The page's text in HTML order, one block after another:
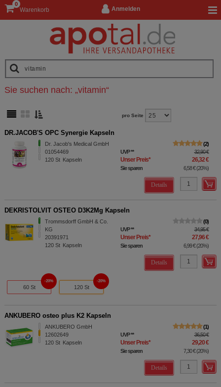
Anmelden
Warenkorb
0
Sie suchen nach: „vitamin“
pro Seite
DR.JACOB'S OPC Synergie Kapseln
Dr. Jacob's Medical GmbH
01054469
120 St Kapseln
2
UVP** 32,90 €
Unser Preis* 26,32 €
Sie sparen 6,58 €(20%)
Details
DEKRISTOLVIT OSTEO D3K2Mg Kapseln
Trommsdorff GmbH & Co.
KG
20391971
120 St Kapseln
0
UVP** 34,95 €
Unser Preis* 27,96 €
Sie sparen 6,99 €(20%)
Details
60 St
20%
120 St
20%
ANKUBERO osteo plus K2 Kapseln
ANKUBERO GmbH
12602649
120 St Kapseln
1
UVP** 36,50 €
Unser Preis* 29,20 €
Sie sparen 7,30 €(20%)
Details